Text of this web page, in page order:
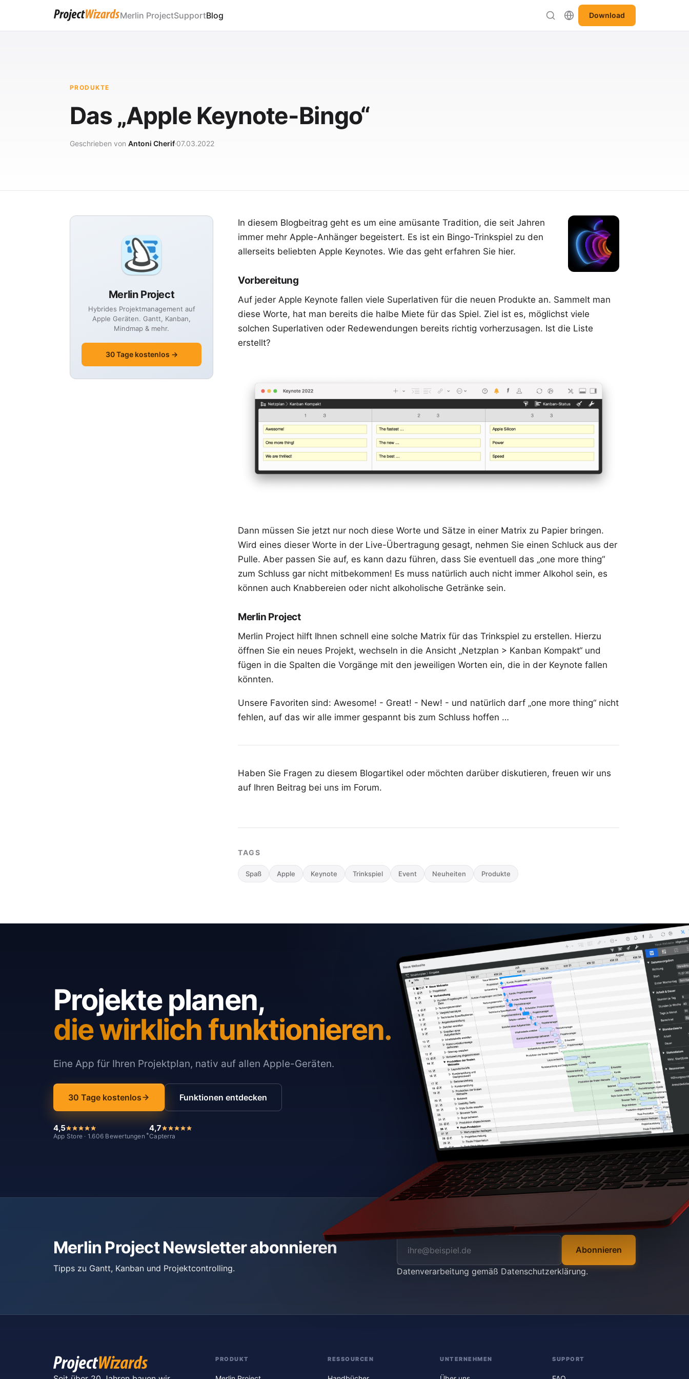
Merlin ProjectSupportBlog Download
PRODUKTE
Das „Apple Keynote-Bingo“
Geschrieben von Antoni Cherif 07.03.2022
Merlin Project
Hybrides Projektmanagement auf
Apple Geräten. Gantt, Kanban,
Mindmap & mehr.
30 Tage kostenlos →
In diesem Blogbeitrag geht es um eine amüsante Tradition, die seit Jahren
immer mehr Apple-Anhänger begeistert. Es ist ein Bingo-Trinkspiel zu den
allerseits beliebten Apple Keynotes. Wie das geht erfahren Sie hier.
Vorbereitung
Auf jeder Apple Keynote fallen viele Superlativen für die neuen Produkte an. Sammelt man
diese Worte, hat man bereits die halbe Miete für das Spiel. Ziel ist es, möglichst viele
solchen Superlativen oder Redewendungen bereits richtig vorherzusagen. Ist die Liste
erstellt?
Dann müssen Sie jetzt nur noch diese Worte und Sätze in einer Matrix zu Papier bringen.
Wird eines dieser Worte in der Live-Übertragung gesagt, nehmen Sie einen Schluck aus der
Pulle. Aber passen Sie auf, es kann dazu führen, dass Sie eventuell das „one more thing“
zum Schluss gar nicht mitbekommen! Es muss natürlich auch nicht immer Alkohol sein, es
können auch Knabbereien oder nicht alkoholische Getränke sein.
Merlin Project
Merlin Project hilft Ihnen schnell eine solche Matrix für das Trinkspiel zu erstellen. Hierzu
öffnen Sie ein neues Projekt, wechseln in die Ansicht „Netzplan > Kanban Kompakt“ und
fügen in die Spalten die Vorgänge mit den jeweiligen Worten ein, die in der Keynote fallen
könnten.
Unsere Favoriten sind: Awesome! - Great! - New! - und natürlich darf „one more thing“ nicht
fehlen, auf das wir alle immer gespannt bis zum Schluss hoffen …
Haben Sie Fragen zu diesem Blogartikel oder möchten darüber diskutieren, freuen wir uns
auf Ihren Beitrag bei uns im Forum.
TAGS
Spaß Apple Keynote Trinkspiel Event Neuheiten Produkte
Projekte planen,
die wirklich funktionieren.
Eine App für Ihren Projektplan, nativ auf allen Apple-Geräten.
30 Tage kostenlos Funktionen entdecken
4,5
App Store · 1.606 Bewertungen *
4,7
Capterra
Merlin Project Newsletter abonnieren
Tipps zu Gantt, Kanban und Projektcontrolling.
Abonnieren
Datenverarbeitung gemäß Datenschutzerklärung.
PRODUKT RESSOURCEN UNTERNEHMEN SUPPORT